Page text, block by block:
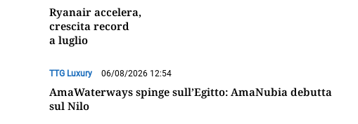
Ryanair accelera,
crescita record
a luglio
TTG Luxury 06/08/2026 12:54
AmaWaterways spinge sull’Egitto: AmaNubia debutta
sul Nilo